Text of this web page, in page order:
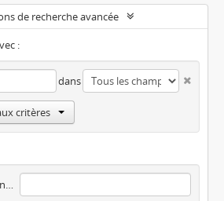
de recherche avancée
:
dans
critères
Description de haut niveau